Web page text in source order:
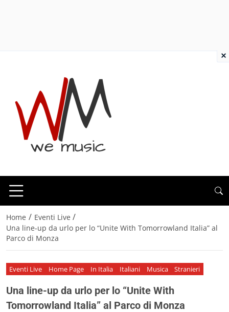
Home / Eventi Live /
Una line-up da urlo per lo “Unite With Tomorrowland Italia” al
Parco di Monza
Eventi Live Home Page In Italia Italiani Musica Stranieri
Una line-up da urlo per lo “Unite With
Tomorrowland Italia” al Parco di Monza
×